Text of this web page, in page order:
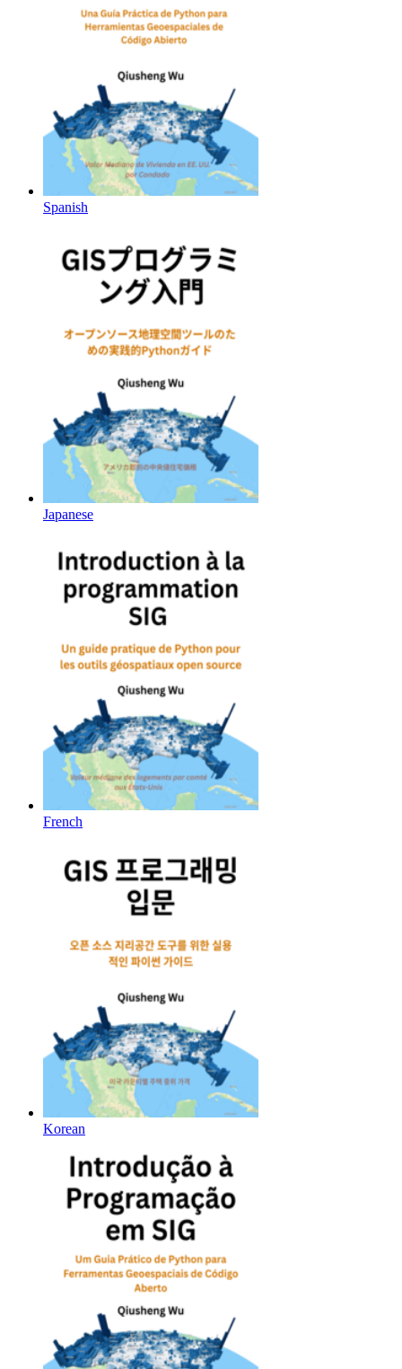
Spanish
Japanese
French
Korean